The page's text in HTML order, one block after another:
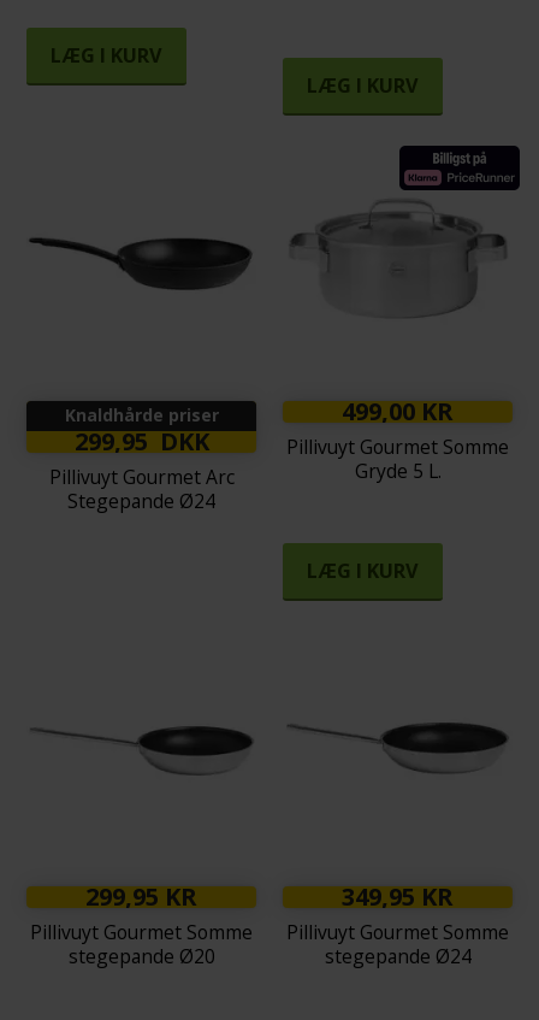
LÆG I KURV
LÆG I KURV
Knaldhårde priser
299,95 DKK
Pillivuyt Gourmet Arc
Stegepande Ø24
499,00 KR
Pillivuyt Gourmet Somme
Gryde 5 L.
LÆG I KURV
299,95 KR
Pillivuyt Gourmet Somme
stegepande Ø20
349,95 KR
Pillivuyt Gourmet Somme
stegepande Ø24